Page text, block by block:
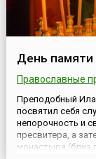
День памяти
Православные
Преподобный
посвятил себя
непорочность и
пресвитера, а
монастыря (близ